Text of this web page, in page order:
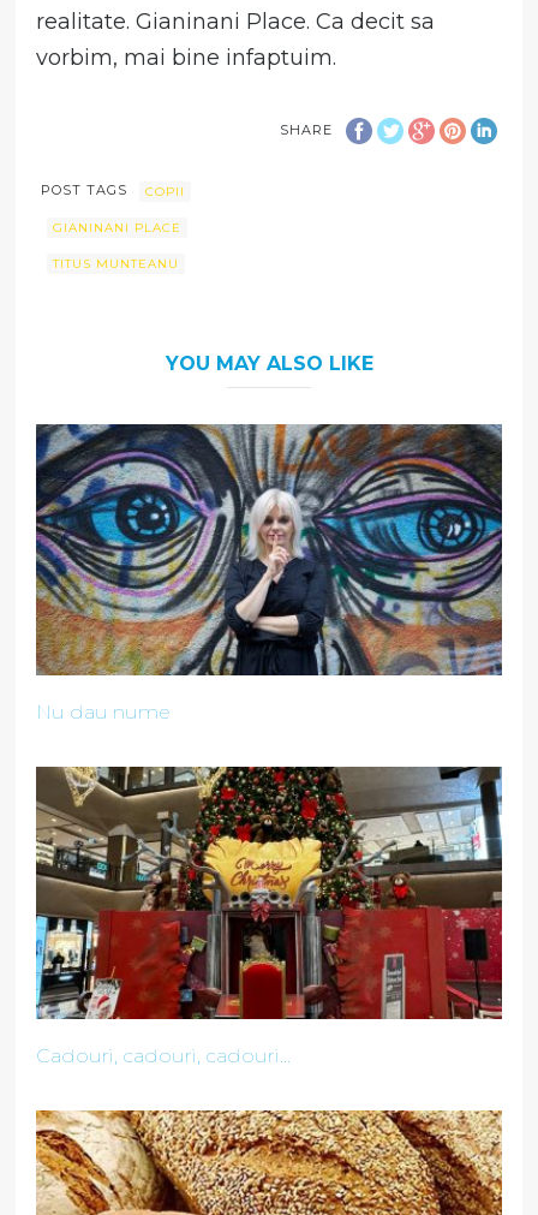
realitate. Gianinani Place. Ca decit sa
vorbim, mai bine infaptuim.
SHARE
POST TAGS COPII
GIANINANI PLACE
TITUS MUNTEANU
YOU MAY ALSO LIKE
Nu dau nume
Cadouri, cadouri, cadouri...